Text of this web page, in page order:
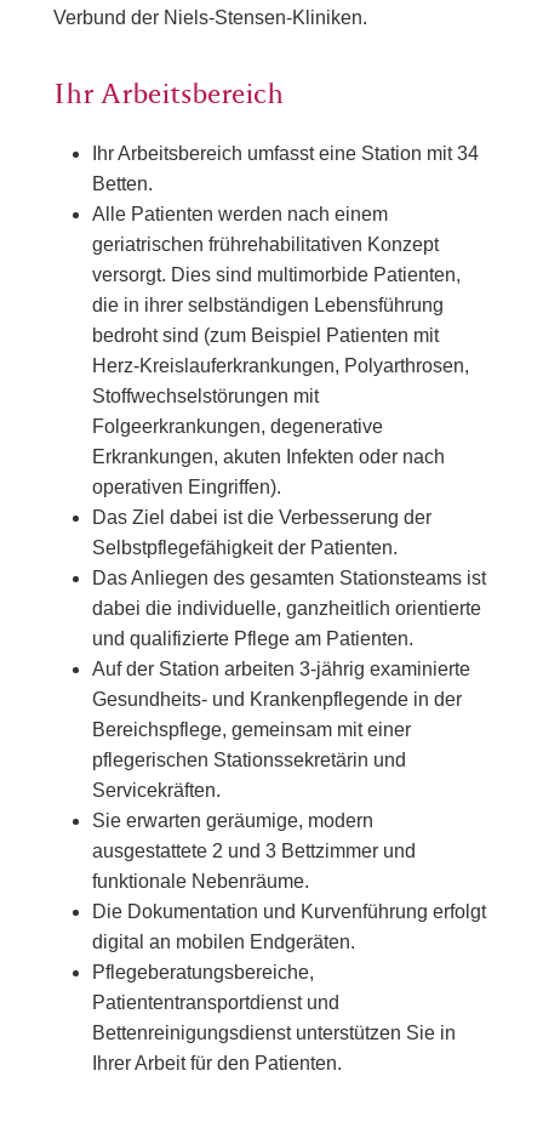
Verbund der Niels-Stensen-Kliniken.
Ihr Arbeitsbereich
Ihr Arbeitsbereich umfasst eine Station mit 34
Betten.
Alle Patienten werden nach einem
geriatrischen frührehabilitativen Konzept
versorgt. Dies sind multimorbide Patienten,
die in ihrer selbständigen Lebensführung
bedroht sind (zum Beispiel Patienten mit
Herz-Kreislauferkrankungen, Polyarthrosen,
Stoffwechselstörungen mit
Folgeerkrankungen, degenerative
Erkrankungen, akuten Infekten oder nach
operativen Eingriffen).
Das Ziel dabei ist die Verbesserung der
Selbstpflegefähigkeit der Patienten.
Das Anliegen des gesamten Stationsteams ist
dabei die individuelle, ganzheitlich orientierte
und qualifizierte Pflege am Patienten.
Auf der Station arbeiten 3-jährig examinierte
Gesundheits- und Krankenpflegende in der
Bereichspflege, gemeinsam mit einer
pflegerischen Stationssekretärin und
Servicekräften.
Sie erwarten geräumige, modern
ausgestattete 2 und 3 Bettzimmer und
funktionale Nebenräume.
Die Dokumentation und Kurvenführung erfolgt
digital an mobilen Endgeräten.
Pflegeberatungsbereiche,
Patiententransportdienst und
Bettenreinigungsdienst unterstützen Sie in
Ihrer Arbeit für den Patienten.